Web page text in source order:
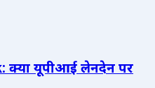
क्या यूपीआई लेनदेन पर